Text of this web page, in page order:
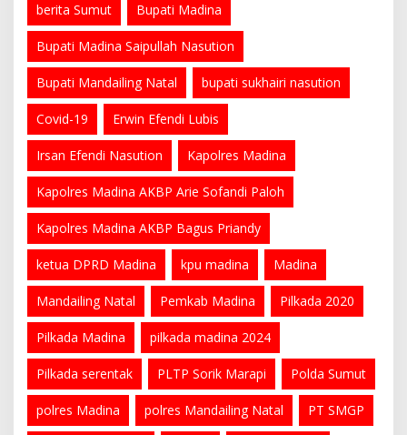
berita Sumut Bupati Madina
Bupati Madina Saipullah Nasution
Bupati Mandailing Natal bupati sukhairi nasution
Covid-19 Erwin Efendi Lubis
Irsan Efendi Nasution Kapolres Madina
Kapolres Madina AKBP Arie Sofandi Paloh
Kapolres Madina AKBP Bagus Priandy
ketua DPRD Madina kpu madina Madina
Mandailing Natal Pemkab Madina Pilkada 2020
Pilkada Madina pilkada madina 2024
Pilkada serentak PLTP Sorik Marapi Polda Sumut
polres Madina polres Mandailing Natal PT SMGP